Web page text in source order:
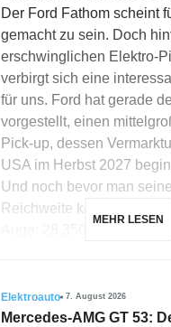
Der Ford Fathom scheint
gemacht zu sein. Doch
erschwinglichen Elektro-
verbirgt sich eine
für uns. Ford hat gerade
vorgestellt, einen
Pick-up, dessen
USA im Herbst 2027
Und noch bevor man
Reichweite kennt, fällt
MEHR LESEN
Elektroauto 7. August 2026
Mercedes-AMG GT 53: